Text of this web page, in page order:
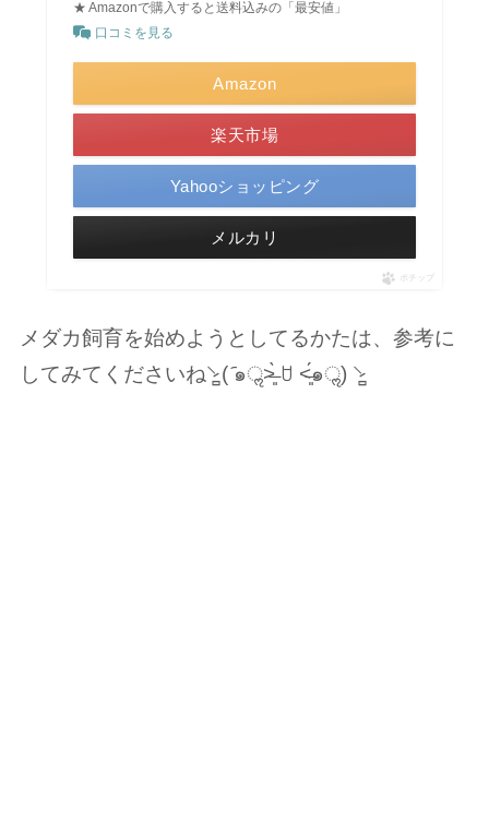
★ Amazonで購入すると送料込みの「最安値」
口コミを見る
Amazon
楽天市場
Yahooショッピング
メルカリ
ポチップ
メダカ飼育を始めようとしてるかたは、参考に
してみてくださいね⸌̷̻ ( ᷇๑ॢ˃̶͈̀ ꇴ ˂̶͈́๑ॢ) ⸌̷̻